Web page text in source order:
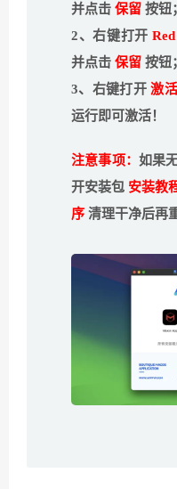
并点击 保留 按钮；
2、右键打开
并点击 保留 按钮；
3、右键打开激
运行即可激活！
注意事项： 如果
开安装包 安装教
序 清理干净后再